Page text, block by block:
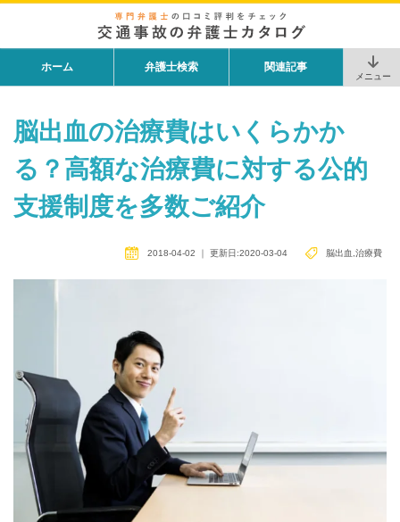
ホーム 弁護士検索 関連記事
メニュー
脳出血の治療費はいくらかか
る？高額な治療費に対する公的
支援制度を多数ご紹介
2018-04-02｜更新日:2020-03-04 脳出血 治療費